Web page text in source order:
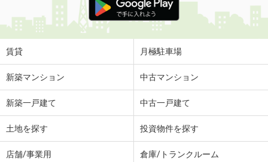
賃貸 月極駐車場
新築マンション 中古マンション
新築一戸建て 中古一戸建て
土地を探す 投資物件を探す
店舗/事業用 倉庫/トランクルーム